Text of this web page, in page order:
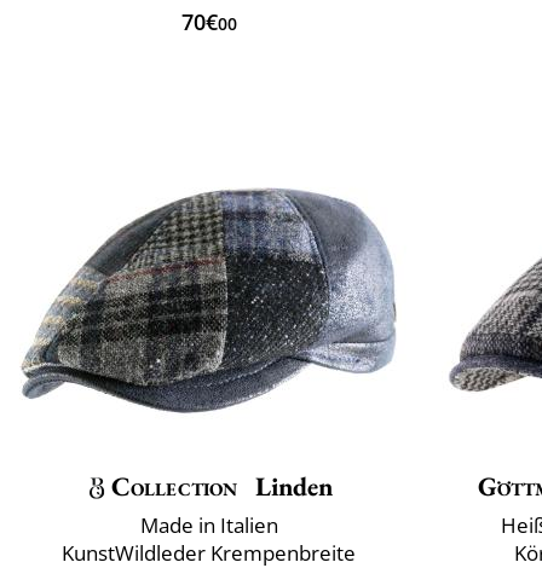
70€00
Collection Linden
Made in Italien
KunstWildleder Krempenbreite